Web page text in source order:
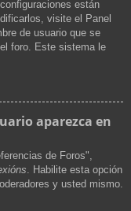
están
visite el Panel
de usuario que se
foro. Este sistema le
aparezca en
de Foros",
. Habilite esta opción
y usted mismo.